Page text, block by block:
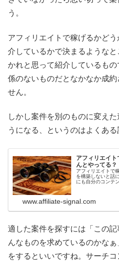
う。
アフィリエイトで稼げるかど
介しているかで決まるような
かれと思って紹介しているも
係のないものだとなかなか成
せん。
しかし案件を別のものに変え
うになる、というのはよくある
アフィリエイ
んとやってる？
アフィリエイトで
を構築しないと話
にも自分のコンテ
www.affiliate-signal.com
適した案件を探すには「この
んなものを求めているのかな
をするといいですね。サーチ